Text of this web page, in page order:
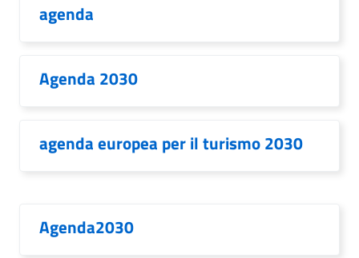
agenda
Agenda 2030
agenda europea per il turismo 2030
Agenda2030